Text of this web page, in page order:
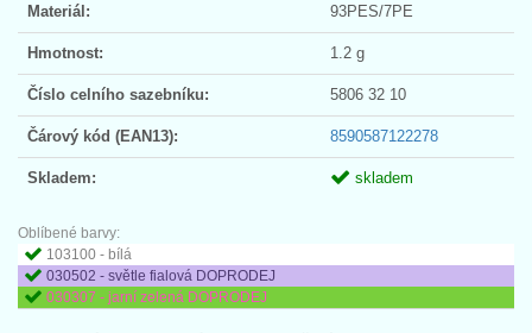
Materiál: 93PES/7PE
Hmotnost: 1.2 g
Číslo celního sazebníku: 5806 32 10
Čárový kód (EAN13): 8590587122278
Skladem: skladem
Oblíbené barvy:
103100 - bílá
030502 - světle fialová DOPRODEJ
030307 - jarní zelená DOPRODEJ